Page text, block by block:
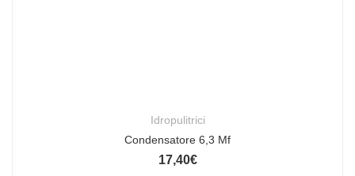
Idropulitrici
Condensatore 6,3 Mf
17,40€